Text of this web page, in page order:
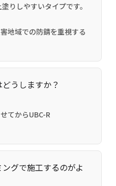
りしやすいタイプです。
地域での防錆を重視する
うしますか？
てからUBC-R
グで施工するのがよ